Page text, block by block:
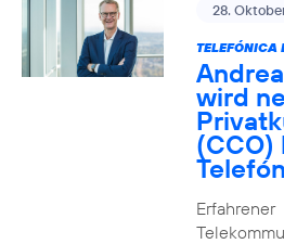
28.
TELEFÓNICA
wird
(CCO)
Erfahrener